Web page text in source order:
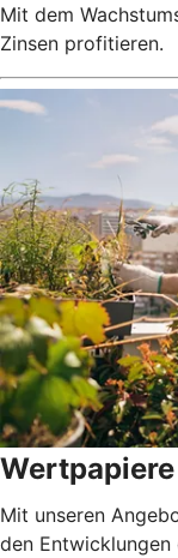
Mit dem
Zinsen profitieren.
Wertpapiere
Mit unseren
den